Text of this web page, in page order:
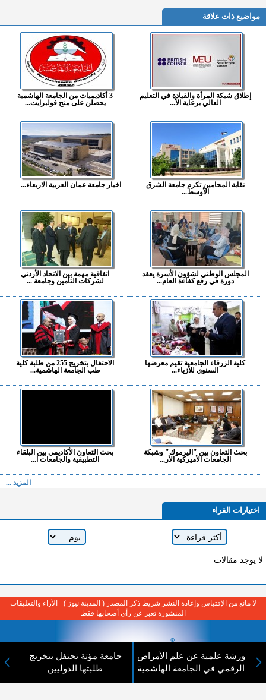
مواضيع ذات علاقة
إطلاق شبكة المرأة والقيادة في التعليم
العالي برعاية الأ...
3 أكاديميات من الجامعة الهاشمية
يحصلن على منح فولبرايت...
نقابة المحامين تكرم جامعة الشرق
الأوسط...
اخبار جامعة عمان العربية الاربعاء...
المجلس الوطني لشؤون الأسرة يعقد
دورة في رفع كفاءة العام...
اتفاقية مهمة بين الاتحاد الأردني
لشركات التأمين وجامعة ...
كلية الزرقاء الجامعية تقيم معرضها
السنوي للأزياء...
الاحتفال بتخريج 255 من طلبة كلية
طب الجامعة الهاشمية...
بحث التعاون بين "اليرموك" وشبكة
الجامعات الأميركية الأر...
بحث التعاون الأكاديمي بين البلقاء
التطبيقية والجامعات ا...
المزيد ...
اختيارات القراء
لا يوجد مقالات
ورشة علمية عن علم الأمراض
الرقمي في الجامعة الهاشمية
جامعة مؤتة تحتفل بتخريج
طلبتها الدوليين
لا مانع من الإقتباس وإعادة النشر شريط ذكر المصدر ( المدينة نيوز ) - الآراء والتعليقات
المنشورة تعبر عن رأي أصحابها فقط